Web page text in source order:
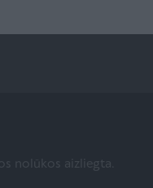
nolūkos aizliegta.